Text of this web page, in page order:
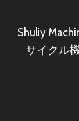
Shuliy
サイクル